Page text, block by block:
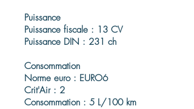
Puissance
Puissance fiscale : 13 CV
Puissance DIN : 231 ch
Consommation
Norme euro : EURO6
Crit'Air : 2
Consommation : 5 L/100 km